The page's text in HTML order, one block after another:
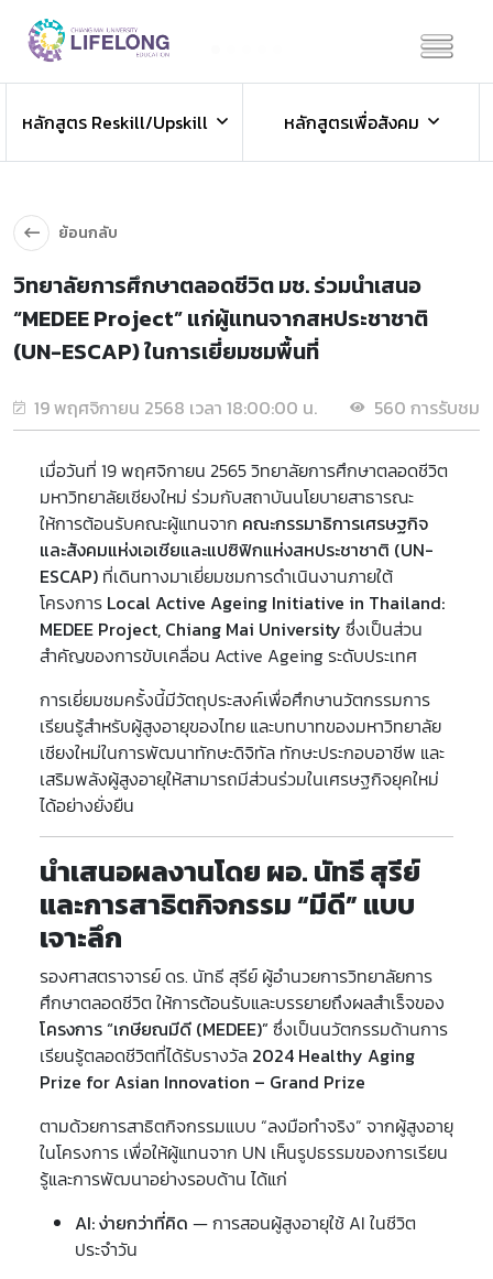
ข่าวประชาสัมพันธ์
ข่าวสารองค์กร ข่าวสารกิจกรรม
หลักสูตร Reskill/Upskill
หลักสูตรเพื่อสังคม
ย้อนกลับ
วิทยาลัยการศึกษาตลอดชีวิต มช. ร่วมนำเสนอ
“MEDEE Project” แก่ผู้แทนจากสหประชาชาติ
(UN-ESCAP) ในการเยี่ยมชมพื้นที่
19 พฤศจิกายน 2568 เวลา 18:00:00 น. 560 การรับชม
เมื่อวันที่ 19 พฤศจิกายน 2565 วิทยาลัยการศึกษาตลอดชีวิต
มหาวิทยาลัยเชียงใหม่ ร่วมกับสถาบันนโยบายสาธารณะ
ให้การต้อนรับคณะผู้แทนจาก คณะกรรมาธิการเศรษฐกิจ
และสังคมแห่งเอเชียและแปซิฟิกแห่งสหประชาชาติ (UN-
ESCAP) ที่เดินทางมาเยี่ยมชมการดำเนินงานภายใต้
โครงการ Local Active Ageing Initiative in Thailand:
MEDEE Project, Chiang Mai University ซึ่งเป็นส่วน
สำคัญของการขับเคลื่อน Active Ageing ระดับประเทศ
การเยี่ยมชมครั้งนี้มีวัตถุประสงค์เพื่อศึกษานวัตกรรมการ
เรียนรู้สำหรับผู้สูงอายุของไทย และบทบาทของมหาวิทยาลัย
เชียงใหม่ในการพัฒนาทักษะดิจิทัล ทักษะประกอบอาชีพ และ
เสริมพลังผู้สูงอายุให้สามารถมีส่วนร่วมในเศรษฐกิจยุคใหม่
ได้อย่างยั่งยืน
นำเสนอผลงานโดย ผอ. นัทธี สุรีย์
และการสาธิตกิจกรรม “มีดี” แบบ
เจาะลึก
รองศาสตราจารย์ ดร. นัทธี สุรีย์ ผู้อำนวยการวิทยาลัยการ
ศึกษาตลอดชีวิต ให้การต้อนรับและบรรยายถึงผลสำเร็จของ
โครงการ “เกษียณมีดี (MEDEE)”ซึ่งเป็นนวัตกรรมด้านการ
เรียนรู้ตลอดชีวิตที่ได้รับรางวัล 2024 Healthy Aging
Prize for Asian Innovation – Grand Prize
ตามด้วยการสาธิตกิจกรรมแบบ “ลงมือทำจริง” จากผู้สูงอายุ
ในโครงการ เพื่อให้ผู้แทนจาก UN เห็นรูปธรรมของการเรียน
รู้และการพัฒนาอย่างรอบด้าน ได้แก่
AI: ง่ายกว่าที่คิด — การสอนผู้สูงอายุใช้ AI ในชีวิต
ประจำวัน